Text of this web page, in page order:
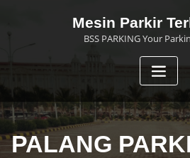
Mesin Parkir
BSS PARKING Your
PALANG